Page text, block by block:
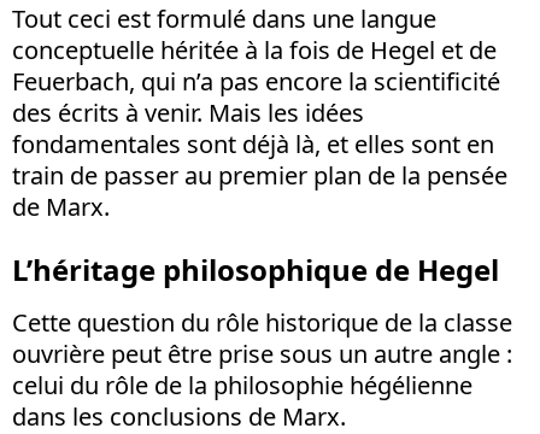
Tout ceci est formulé dans une langue
conceptuelle héritée à la fois de Hegel et de
Feuerbach, qui n’a pas encore la scientificité
des écrits à venir. Mais les idées
fondamentales sont déjà là, et elles sont en
train de passer au premier plan de la pensée
de Marx.
L’héritage philosophique de Hegel
Cette question du rôle historique de la classe
ouvrière peut être prise sous un autre angle :
celui du rôle de la philosophie hégélienne
dans les conclusions de Marx.